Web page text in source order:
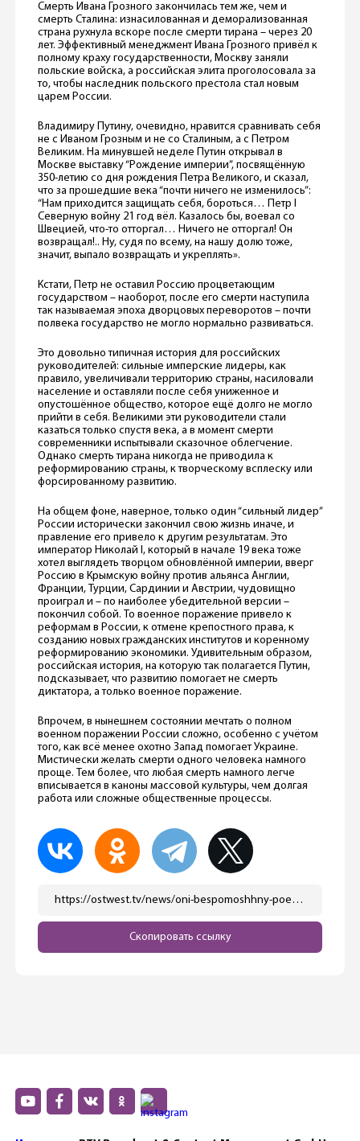
Смерть Ивана Грозного закончилась тем же, чем и
смерть Сталина: изнасилованная и деморализованная
страна рухнула вскоре после смерти тирана – через 20
лет. Эффективный менеджмент Ивана Грозного привёл к
полному краху государственности, Москву заняли
польские войска, а российская элита проголосовала за
то, чтобы наследник польского престола стал новым
царем России.
Владимиру Путину, очевидно, нравится сравнивать себя
не с Иваном Грозным и не со Сталиным, а с Петром
Великим. На минувшей неделе Путин открывал в
Москве выставку “Рождение империи”, посвящённую
350-летию со дня рождения Петра Великого, и сказал,
что за прошедшие века “почти ничего не изменилось”:
“Нам приходится защищать себя, бороться… Петр I
Северную войну 21 год вёл. Казалось бы, воевал со
Швецией, что-то отторгал… Ничего не отторгал! Он
возвращал!.. Ну, судя по всему, на нашу долю тоже,
значит, выпало возвращать и укреплять».
Кстати, Петр не оставил Россию процветающим
государством – наоборот, после его смерти наступила
так называемая эпоха дворцовых переворотов – почти
полвека государство не могло нормально развиваться.
Это довольно типичная история для российских
руководителей: сильные имперские лидеры, как
правило, увеличивали территорию страны, насиловали
население и оставляли после себя униженное и
опустошённое общество, которое ещё долго не могло
прийти в себя. Великими эти руководители стали
казаться только спустя века, а в момент смерти
современники испытывали сказочное облегчение.
Однако смерть тирана никогда не приводила к
реформированию страны, к творческому всплеску или
форсированному развитию.
На общем фоне, наверное, только один “сильный лидер”
России исторически закончил свою жизнь иначе, и
правление его привело к другим результатам. Это
император Николай I, который в начале 19 века тоже
хотел выглядеть творцом обновлённой империи, вверг
Россию в Крымскую войну против альянса Англии,
Франции, Турции, Сардинии и Австрии, чудовищно
проиграл и – по наиболее убедительной версии –
покончил собой. То военное поражение привело к
реформам в России, к отмене крепостного права, к
созданию новых гражданских институтов и коренному
реформированию экономики. Удивительным образом,
российская история, на которую так полагается Путин,
подсказывает, что развитию помогает не смерть
диктатора, а только военное поражение.
Впрочем, в нынешнем состоянии мечтать о полном
военном поражении России сложно, особенно с учётом
того, как всё менее охотно Запад помогает Украине.
Мистически желать смерти одного человека намного
проще. Тем более, что любая смерть намного легче
вписывается в каноны массовой культуры, чем долгая
работа или сложные общественные процессы.
https://ostwest.tv/news/oni-bespomoshhny-poetomu-oni-mechtajut-o-ego-smerti/
Скопировать ссылку